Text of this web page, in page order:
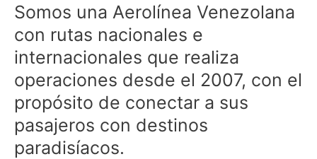
Somos una Aerolínea Venezolana
con rutas nacionales e
internacionales que realiza
operaciones desde el 2007, con el
propósito de conectar a sus
pasajeros con destinos
paradisíacos.